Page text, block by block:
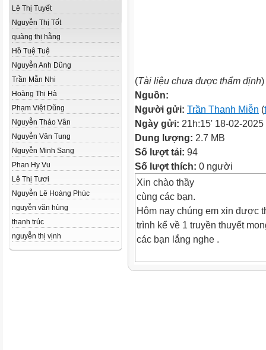
Lê Thị Tuyết
Nguyễn Thị Tốt
quàng thị hằng
Hồ Tuệ Tuệ
Nguyễn Anh Dũng
Trần Mẫn Nhi
Hoàng Thị Hà
Phạm Việt Dũng
Nguyễn Thảo Vân
Nguyễn Văn Tung
Nguyễn Minh Sang
Phan Hy Vu
Lê Thị Tươi
Nguyễn Lê Hoàng Phúc
nguyễn văn hùng
thanh trúc
nguyễn thị vịnh
(Tài liệu chưa được thẩm định)
Nguồn:
Người gửi: Trần Thanh Miễn (
Ngày gửi: 21h:15' 18-02-2025
Dung lượng: 2.7 MB
Số lượt tải: 94
Số lượt thích: 0 người
Xin chào thầy
cùng các bạn.
Hôm nay chúng em xin được
trình kể về 1 truyền thuyết
các bạn lắng nghe .